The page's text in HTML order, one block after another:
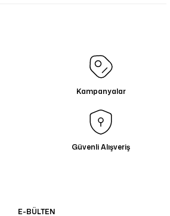
Kampanyalar
Güvenli Alışveriş
E-BÜLTEN